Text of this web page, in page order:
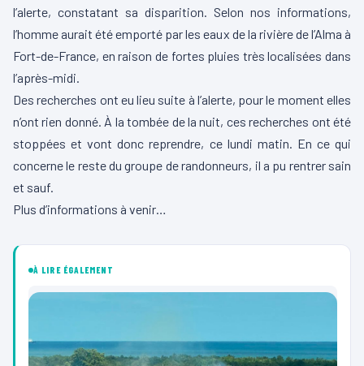
l’alerte, constatant sa disparition. Selon nos informations,
l’homme aurait été emporté par les eaux de la rivière de l’Alma à
Fort-de-France, en raison de fortes pluies très localisées dans
l’après-midi.
Des recherches ont eu lieu suite à l’alerte, pour le moment elles
n’ont rien donné. À la tombée de la nuit, ces recherches ont été
stoppées et vont donc reprendre, ce lundi matin. En ce qui
concerne le reste du groupe de randonneurs, il a pu rentrer sain
et sauf.
Plus d’informations à venir…
À LIRE ÉGALEMENT